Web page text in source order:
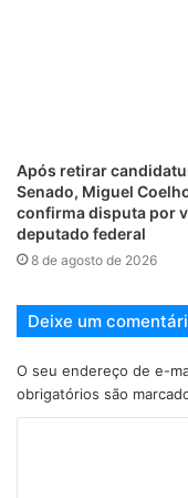
Após retirar
Senado, Miguel
confirma disputa por
deputado federal
8 de agosto de 2026
Deixe um
O seu endereço de e-
obrigatórios são